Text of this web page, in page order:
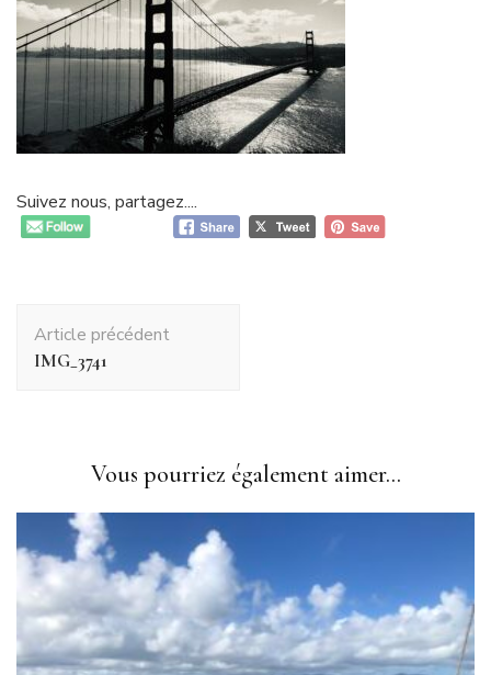
Suivez nous, partagez....
d'article
Article précédent
IMG_3741
Vous pourriez également aimer...